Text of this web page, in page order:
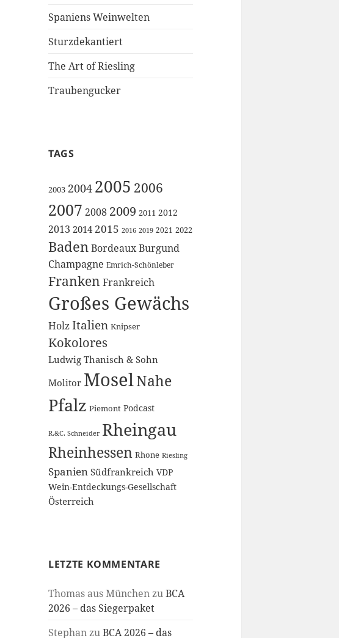
Spaniens Weinwelten
Sturzdekantiert
The Art of Riesling
Traubengucker
TAGS
2003 2004 2005 2006
2007 2008 2009 2011 2012
2013 2014 2015 2016 2019 2021 2022
Baden BordeauxBurgund
Champagne Emrich-Schönleber
Franken Frankreich
Großes Gewächs
HolzItalien Knipser
Kokolores
Ludwig Thanisch & Sohn
Molitor MoselNahe
Pfalz Piemont Podcast
R.&C. Schneider Rheingau
Rheinhessen Rhone Riesling
Spanien Südfrankreich VDP
Wein-Entdeckungs-Gesellschaft
Österreich
LETZTE KOMMENTARE
Thomas aus MünchenzuBCA
2026 – das Siegerpaket
StephanzuBCA 2026 – das